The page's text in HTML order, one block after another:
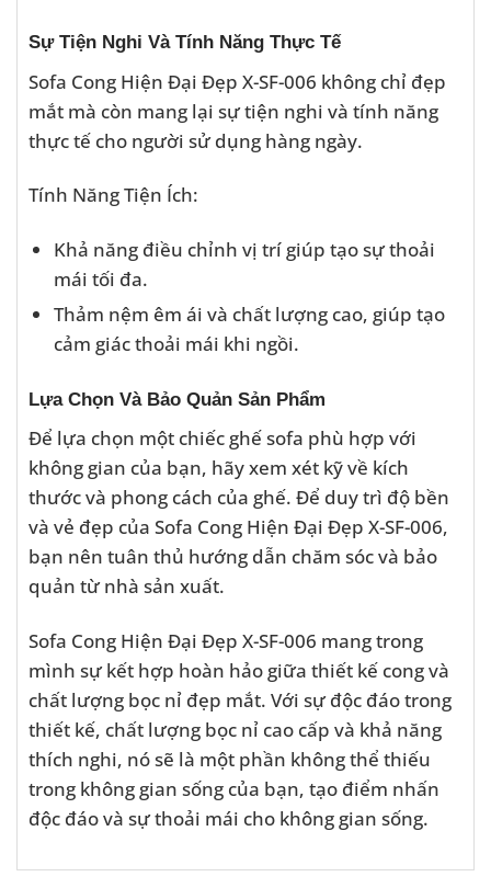
Sự Tiện Nghi Và Tính Năng Thực Tế
Sofa Cong Hiện Đại Đẹp X-SF-006 không chỉ đẹp
mắt mà còn mang lại sự tiện nghi và tính năng
thực tế cho người sử dụng hàng ngày.
Tính Năng Tiện Ích:
Khả năng điều chỉnh vị trí giúp tạo sự thoải
mái tối đa.
Thảm nệm êm ái và chất lượng cao, giúp tạo
cảm giác thoải mái khi ngồi.
Lựa Chọn Và Bảo Quản Sản Phẩm
Để lựa chọn một chiếc ghế sofa phù hợp với
không gian của bạn, hãy xem xét kỹ về kích
thước và phong cách của ghế. Để duy trì độ bền
và vẻ đẹp của Sofa Cong Hiện Đại Đẹp X-SF-006,
bạn nên tuân thủ hướng dẫn chăm sóc và bảo
quản từ nhà sản xuất.
Sofa Cong Hiện Đại Đẹp X-SF-006 mang trong
mình sự kết hợp hoàn hảo giữa thiết kế cong và
chất lượng bọc nỉ đẹp mắt. Với sự độc đáo trong
thiết kế, chất lượng bọc nỉ cao cấp và khả năng
thích nghi, nó sẽ là một phần không thể thiếu
trong không gian sống của bạn, tạo điểm nhấn
độc đáo và sự thoải mái cho không gian sống.